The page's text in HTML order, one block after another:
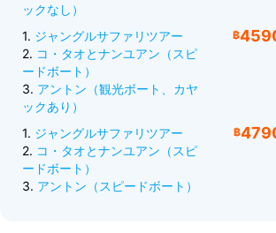
07:40–08:20 ホテルでのお迎えと桟
08:40 桟橋でチェックイン。
09:00 コ・タオとコ・ナンユアンへ
で出発。
10:20 コ・タオ近くの景色の良い入
ケリング休憩。
12:00 コ・タオに到着、レストラン
ンチ。
13:00 コ・ナンユアンを探索 – シュ
楽しめること（スピードボートプ
07:40-08:20 ホテルでのお迎えと桟
間はお客様の場所により異なります）
08:40 受付、紅茶、コーヒー、旅の
09:00 アントン国立海洋公園へスピ
発。
10:00 色鮮やかなサンゴ礁でシュノ
ックなし）
1. ジャングルサファリツアー
2. コ・タオとナンユアン（スピ
ードボート）
3. アントン（観光ボート、カヤ
ックあり）
฿
1. ジャングルサファリツアー
2. コ・タオとナンユアン（スピ
ードボート）
3. アントン（スピードボート）
฿